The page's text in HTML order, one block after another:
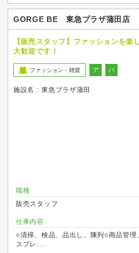
GORGE BE 東急プラザ蒲田店
【販売スタッフ】ファッションを楽
大歓迎です！
ファッション・雑貨 ア パ
施設名 : 東急プラザ蒲田
職種
販売スタッフ
仕事内容
○清掃、検品、品出し、陳列○商品管
スプレ...